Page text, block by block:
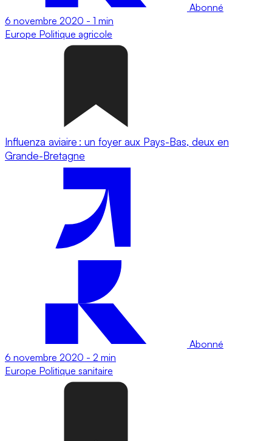
Abonné
6 novembre 2020 - 1 min
Europe Politique agricole
Influenza aviaire : un foyer aux Pays-Bas, deux en
Grande-Bretagne
Abonné
6 novembre 2020 - 2 min
Europe Politique sanitaire